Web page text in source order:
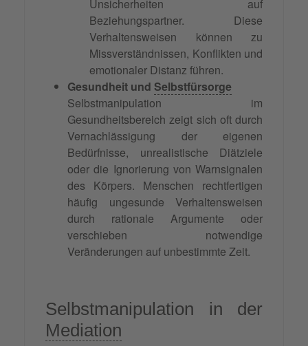
Unsicherheiten auf
Beziehungspartner. Diese
Verhaltensweisen können zu
Missverständnissen, Konflikten und
emotionaler Distanz führen.
Gesundheit und Selbstfürsorge
Selbstmanipulation im
Gesundheitsbereich zeigt sich oft durch
Vernachlässigung der eigenen
Bedürfnisse, unrealistische Diätziele
oder die Ignorierung von Warnsignalen
des Körpers. Menschen rechtfertigen
häufig ungesunde Verhaltensweisen
durch rationale Argumente oder
verschieben notwendige
Veränderungen auf unbestimmte Zeit.
Selbstmanipulation in der
Mediation